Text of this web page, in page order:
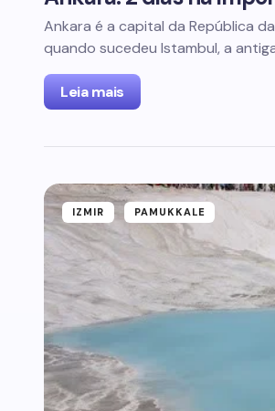
Ankara é a capital da República
quando sucedeu Istambul, a
Leia mais
IZMIR PAMUKKALE